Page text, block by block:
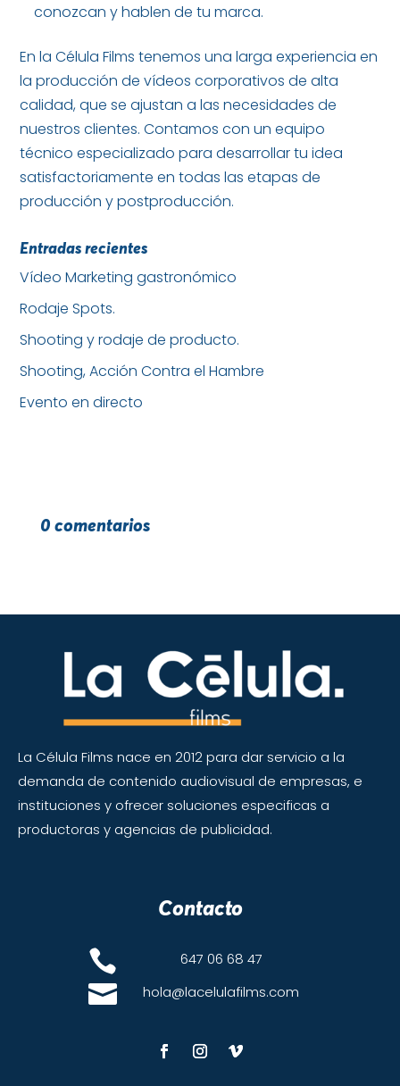
conozcan y hablen de tu marca.
En la Célula Films tenemos una larga experiencia en
la producción de vídeos corporativos de alta
calidad, que se ajustan a las necesidades de
nuestros clientes. Contamos con un equipo
técnico especializado para desarrollar tu idea
satisfactoriamente en todas las etapas de
producción y postproducción.
Entradas recientes
Vídeo Marketing gastronómico
Rodaje Spots.
Shooting y rodaje de producto.
Shooting, Acción Contra el Hambre
Evento en directo
0 comentarios
La Célula Films nace en 2012 para dar servicio a la
demanda de contenido audiovisual de empresas, e
instituciones y ofrecer soluciones especificas a
productoras y agencias de publicidad.
Contacto
 647 06 68 47
 hola@lacelulafilms.com